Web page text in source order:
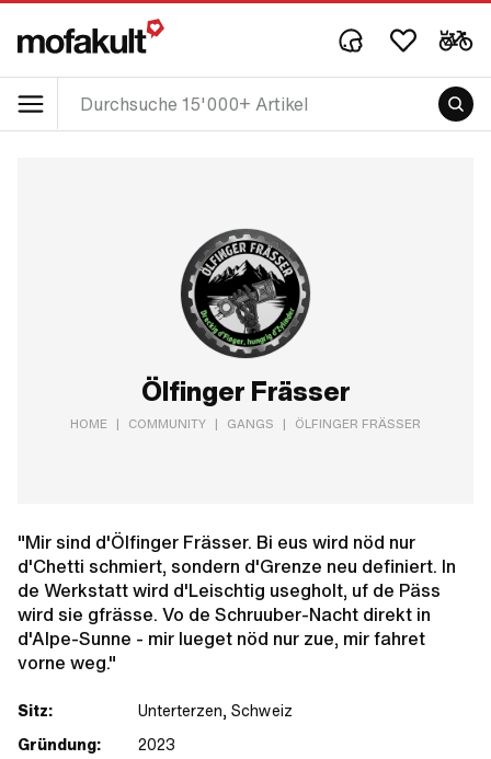
Ölfinger Frässer
HOME | COMMUNITY | GANGS | ÖLFINGER FRÄSSER
"Mir sind d'Ölfinger Frässer. Bi eus wird nöd nur
d'Chetti schmiert, sondern d'Grenze neu definiert. In
de Werkstatt wird d'Leischtig usegholt, uf de Päss
wird sie gfrässe. Vo de Schruuber-Nacht direkt in
d'Alpe-Sunne - mir lueget nöd nur zue, mir fahret
vorne weg."
Sitz:
Unterterzen, Schweiz
Gründung:
2023